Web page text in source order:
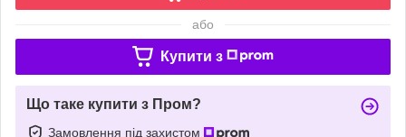
або
Купити з
Що таке купити з Пром?
Замовлення під захистом